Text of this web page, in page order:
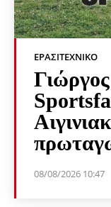
ΕΡΑΣΙΤΕΧΝΙΚΟ
08/08/2026 10:47